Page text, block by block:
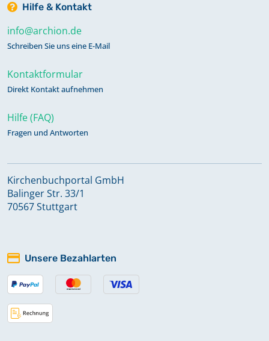
Hilfe & Kontakt
info@archion.de
Schreiben Sie uns eine E-Mail
Kontaktformular
Direkt Kontakt aufnehmen
Hilfe (FAQ)
Fragen und Antworten
Kirchenbuchportal GmbH
Balinger Str. 33/1
70567 Stuttgart
Unsere Bezahlarten